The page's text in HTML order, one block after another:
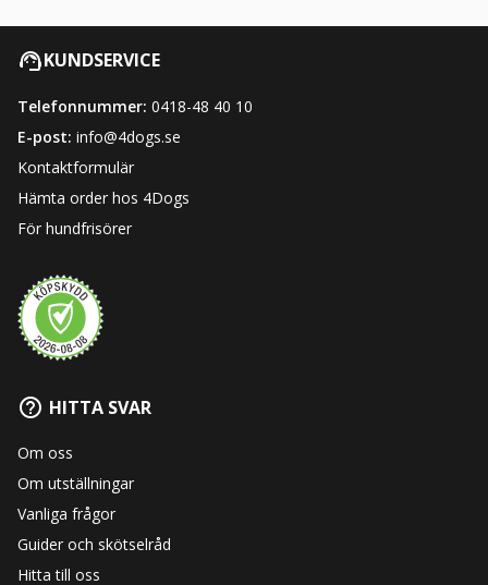
KUNDSERVICE
Telefonnummer: 0418-48 40 10
E-post: info@4dogs.se
Kontaktformulär
Hämta order hos 4Dogs
För hundfrisörer
HITTA SVAR
Om oss
Om utställningar
Vanliga frågor
Guider och skötselråd
Hitta till oss